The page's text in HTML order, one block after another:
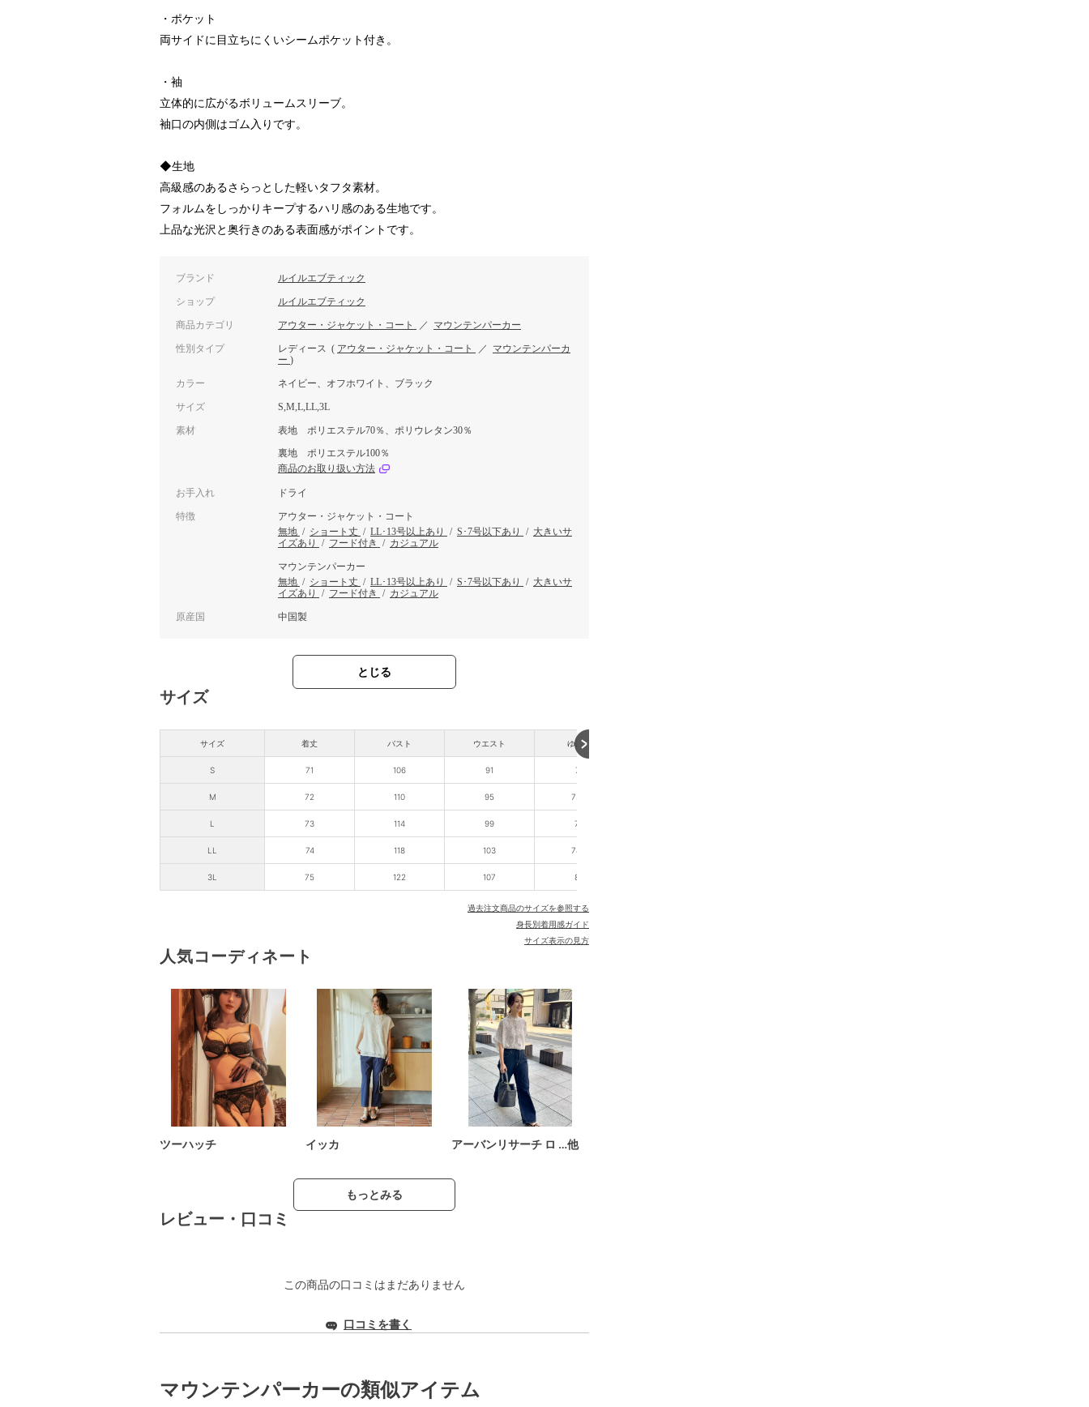
・ポケット
両サイドに目立ちにくいシームポケット付き。
・袖
立体的に広がるボリュームスリーブ。
袖口の内側はゴム入りです。
◆生地
高級感のあるさらっとした軽いタフタ素材。
フォルムをしっかりキープするハリ感のある生地です。
上品な光沢と奥行きのある表面感がポイントです。
ブランド ルイルエブティック
ショップ ルイルエブティック
商品カテゴリ アウター・ジャケット・コート ／ マウンテンパーカー
性別タイプ レディース ( アウター・ジャケット・コート ／ マウンテンパーカ
ー )
カラー ネイビー、オフホワイト、ブラック
サイズ S,M,L,LL,3L
素材
表地 ポリエステル70％、ポリウレタン30％
裏地 ポリエステル100％
商品のお取り扱い方法
お手入れ ドライ
特徴
アウター・ジャケット・コート
無地 / ショート丈 / LL･13号以上あり / S･7号以下あり / 大きいサ
イズあり
/ フード付き / カジュアル
マウンテンパーカー
無地 / ショート丈 / LL･13号以上あり / S･7号以下あり / 大きいサ
イズあり
/ フード付き / カジュアル
原産国 中国製
とじる
サイズ
サイズ
S
M
L
LL
3L
着丈 バスト ウエスト ゆき丈
71 106 91 74
72 110 95 75.5
73 114 99 77
74 118 103 78.5
75 122 107 80
過去注文商品のサイズを参照する
身長別着用感ガイド
サイズ表示の見方
人気コーディネート
ツーハッチ イッカ アーバンリサーチ ロ …他
もっとみる
レビュー・口コミ
この商品の口コミはまだありません
口コミを書く
マウンテンパーカーの類似アイテム